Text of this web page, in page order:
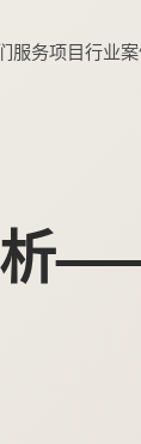
服务项目行业
析